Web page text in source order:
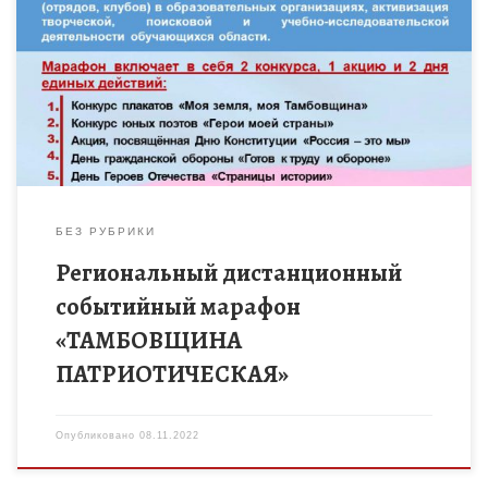
Приказ и положение Заявка Тестирование «Готов к труду и
обороне» Тестирование «Страницы Истории» Итоговый
приказ
БЕЗ РУБРИКИ
Региональный дистанционный
событийный марафон
«ТАМБОВЩИНА
ПАТРИОТИЧЕСКАЯ»
Опубликовано 08.11.2022